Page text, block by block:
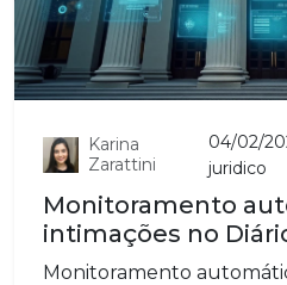
Karina
Zarattini
04/02/
juridico
Monitoramento
intimações no
Monitoramento